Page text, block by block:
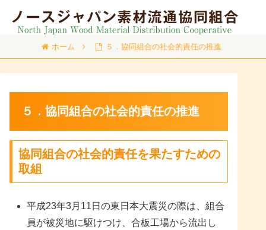
ホーム ５．協同組合の社会的責任の推進
５．協同組合の社会的責任の推進
協同組合の社会的責任を果たすための
取組
平成23年3月11日の東日本大震災の際は、組合
員が被災地に駆けつけ、合板工場から流出し